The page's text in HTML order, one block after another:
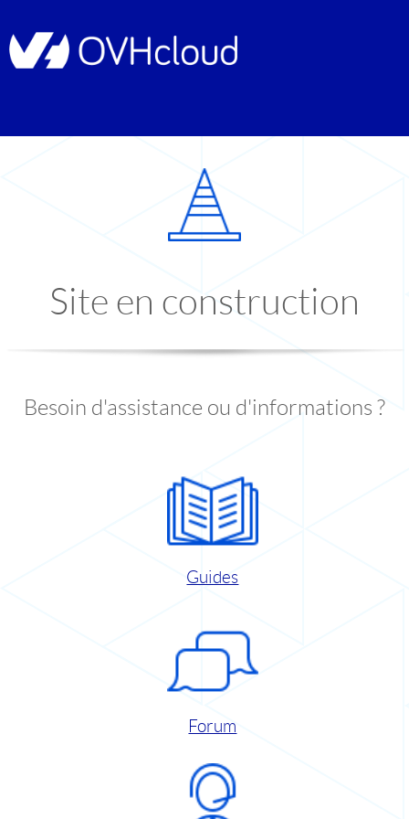
Site en construction
Besoin d'assistance ou d'informations ?
Guides
Forum